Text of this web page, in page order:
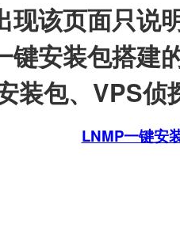
现该页面只说
键安装包搭建
装包、VPS
LNMP一键安